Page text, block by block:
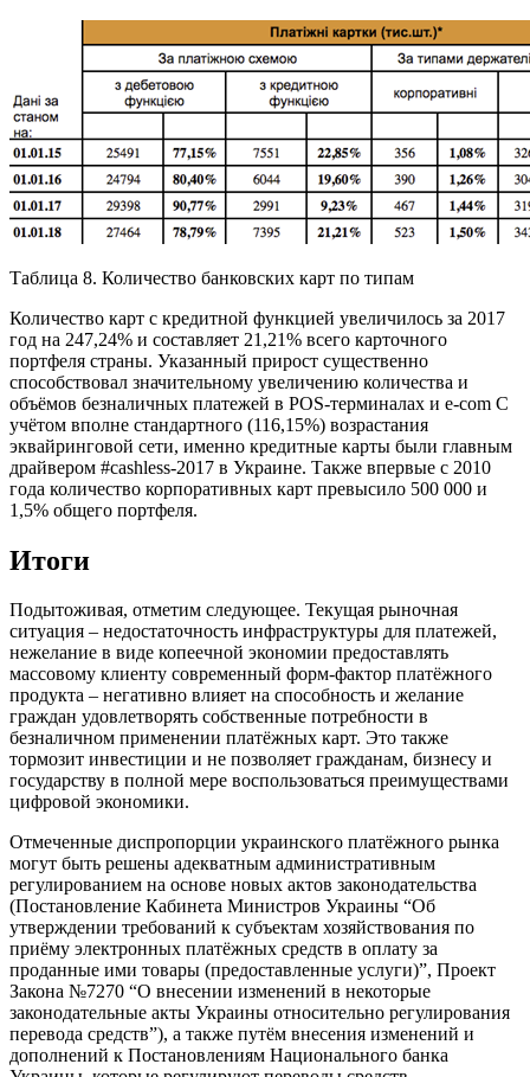
Таблица 8. Количество банковских карт по типам
Количество карт с кредитной функцией увеличилось за 2017
год на 247,24% и составляет 21,21% всего карточного
портфеля страны. Указанный прирост существенно
способствовал значительному увеличению количества и
объёмов безналичных платежей в POS-терминалах и e-com С
учётом вполне стандартного (116,15%) возрастания
эквайринговой сети, именно кредитные карты были главным
драйвером #cashless-2017 в Украине. Также впервые с 2010
года количество корпоративных карт превысило 500 000 и
1,5% общего портфеля.
Итоги
Подытоживая, отметим следующее. Текущая рыночная
ситуация – недостаточность инфраструктуры для платежей,
нежелание в виде копеечной экономии предоставлять
массовому клиенту современный форм-фактор платёжного
продукта – негативно влияет на способность и желание
граждан удовлетворять собственные потребности в
безналичном применении платёжных карт. Это также
тормозит инвестиции и не позволяет гражданам, бизнесу и
государству в полной мере воспользоваться преимуществами
цифровой экономики.
Отмеченные диспропорции украинского платёжного рынка
могут быть решены адекватным административным
регулированием на основе новых актов законодательства
(Постановление Кабинета Министров Украины “Об
утверждении требований к субъектам хозяйствования по
приёму электронных платёжных средств в оплату за
проданные ими товары (предоставленные услуги)”, Проект
Закона №7270 “О внесении изменений в некоторые
законодательные акты Украины относительно регулирования
перевода средств”), а также путём внесения изменений и
дополнений к Постановлениям Национального банка